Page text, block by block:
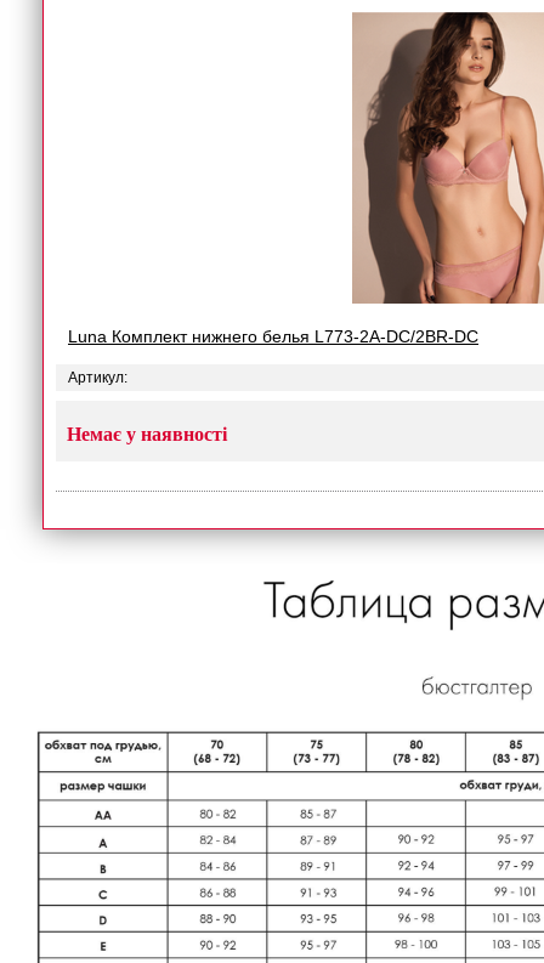
Luna Комплект нижнего белья L773-2A-DC/2BR-DC
Артикул:
Немає у наявності